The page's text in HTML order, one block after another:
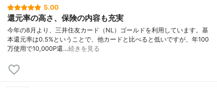
5.00
還元率の高さ、保険の内容も充実
今年の8月より、三井住友カード（NL）ゴールドを利用しています。基
本還元率は0.5%ということで、他カードと比べると低いですが、年100
万使用で10,000P還…続きを見る